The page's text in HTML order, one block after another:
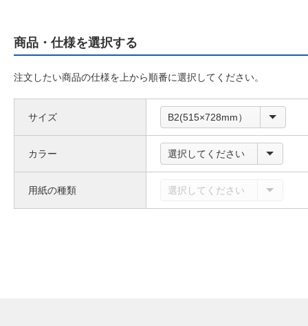
商品・仕様を選択する
注文したい商品の仕様を上から順番に選択してください。
サイズ B2(515×728mm）
カラー 選択してください
用紙の種類 選択してください